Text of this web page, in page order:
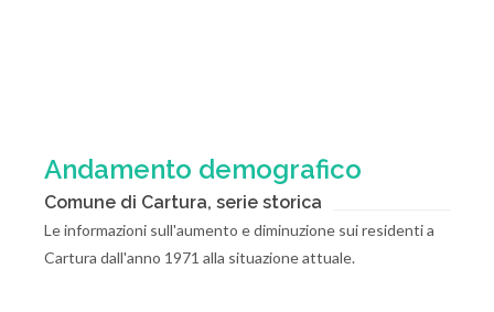
Andamento demografico
Comune di Cartura, serie storica
Le informazioni sull'aumento e diminuzione sui residenti a
Cartura dall'anno 1971 alla situazione attuale.